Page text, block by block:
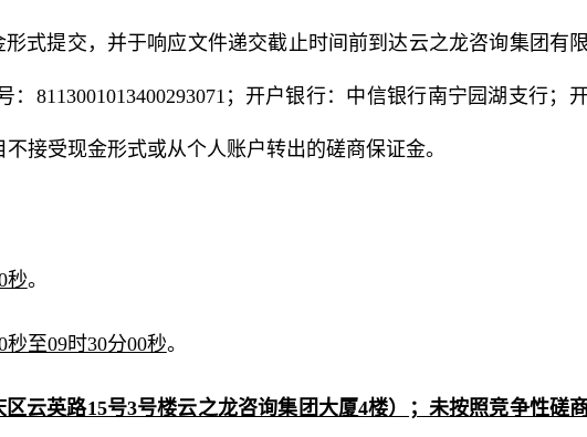
式提交，并于响应文件递交截止时间前到达云之龙咨询集团有
8113001013400293071；开户银行：中信银行南宁园湖支行；
接受现金形式或从个人账户转出的磋商保证金。
秒。
秒至09时30分00秒。
云英路15号3号楼云之龙咨询集团大厦4楼）；未按照竞争性磋